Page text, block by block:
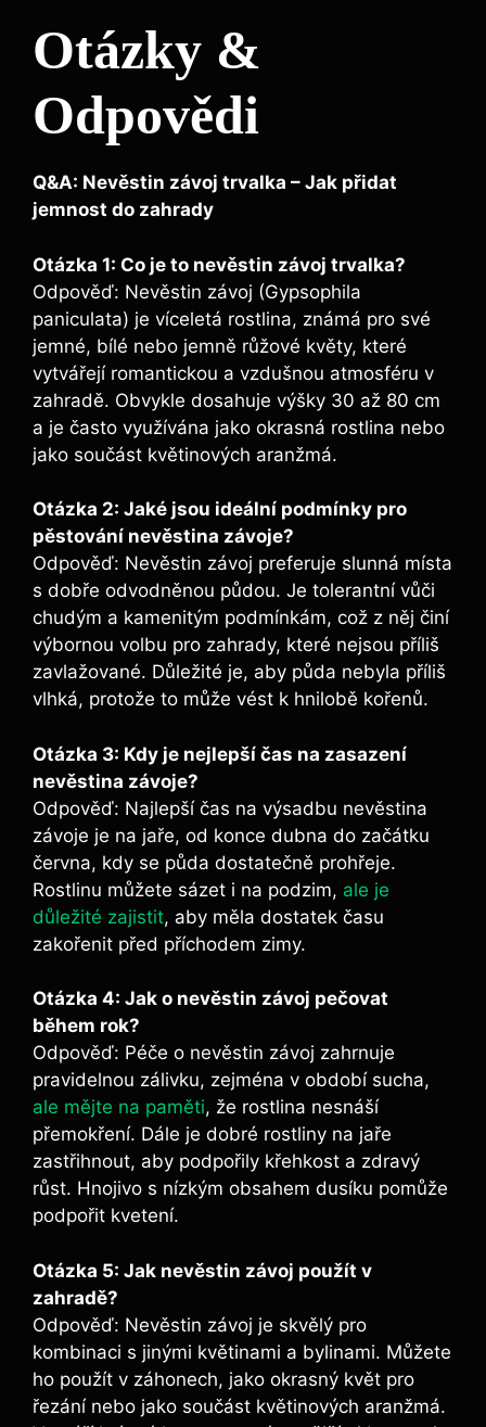
Otázky &
Odpovědi
Q&A: Nevěstin závoj trvalka – Jak přidat
jemnost do zahrady
Otázka 1: Co je to nevěstin závoj trvalka?
Odpověď: Nevěstin závoj (Gypsophila
paniculata) je víceletá rostlina, známá pro své
jemné, bílé nebo jemně růžové květy, které
vytvářejí romantickou a vzdušnou atmosféru v
zahradě. Obvykle dosahuje výšky 30 až 80 cm
a je často využívána jako okrasná rostlina nebo
jako součást květinových aranžmá.
Otázka 2: Jaké jsou ideální podmínky pro
pěstování nevěstina závoje?
Odpověď: Nevěstin závoj preferuje slunná místa
s dobře odvodněnou půdou. Je tolerantní vůči
chudým a kamenitým podmínkám, což z něj činí
výbornou volbu pro zahrady, které nejsou příliš
zavlažované. Důležité je, aby půda nebyla příliš
vlhká, protože to může vést k hnilobě kořenů.
Otázka 3: Kdy je nejlepší čas na zasazení
nevěstina závoje?
Odpověď: Najlepší čas na výsadbu nevěstina
závoje je na jaře, od konce dubna do začátku
června, kdy se půda dostatečně prohřeje.
Rostlinu můžete sázet i na podzim, ale je
důležité zajistit, aby měla dostatek času
zakořenit před příchodem zimy.
Otázka 4: Jak o nevěstin závoj pečovat
během rok?
Odpověď: Péče o nevěstin závoj zahrnuje
pravidelnou zálivku, zejména v období sucha,
ale mějte na paměti, že rostlina nesnáší
přemokření. Dále je dobré rostliny na jaře
zastřihnout, aby podpořily křehkost a zdravý
růst. Hnojivo s nízkým obsahem dusíku pomůže
podpořit kvetení.
Otázka 5: Jak nevěstin závoj použít v
zahradě?
Odpověď: Nevěstin závoj je skvělý pro
kombinaci s jinými květinami a bylinami. Můžete
ho použít v záhonech, jako okrasný květ pro
řezání nebo jako součást květinových aranžmá.